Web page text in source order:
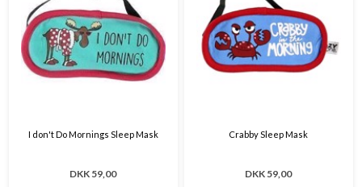
I don't Do Mornings Sleep Mask
DKK 59,00
Crabby Sleep Mask
DKK 59,00